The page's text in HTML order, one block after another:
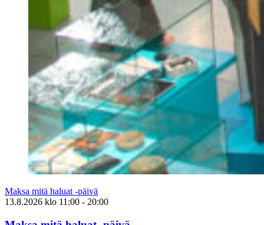
Maksa mitä haluat -päivä
13.8.2026 klo 11:00 - 20:00